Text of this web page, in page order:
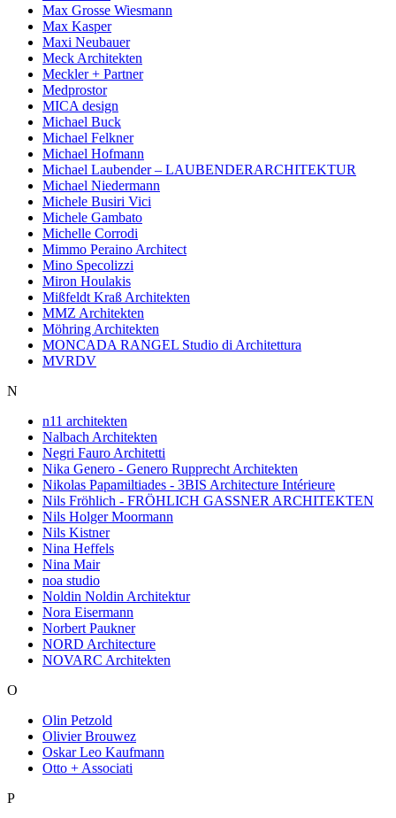
Max Grosse Wiesmann
Max Kasper
Maxi Neubauer
Meck Architekten
Meckler + Partner
Medprostor
MICA design
Michael Buck
Michael Felkner
Michael Hofmann
Michael Laubender – LAUBENDERARCHITEKTUR
Michael Niedermann
Michele Busiri Vici
Michele Gambato
Michelle Corrodi
Mimmo Peraino Architect
Mino Specolizzi
Miron Houlakis
Mißfeldt Kraß Architekten
MMZ Architekten
Möhring Architekten
MONCADA RANGEL Studio di Architettura
MVRDV
N
n11 architekten
Nalbach Architekten
Negri Fauro Architetti
Nika Genero - Genero Rupprecht Architekten
Nikolas Papamiltiades - 3BIS Architecture Intérieure
Nils Fröhlich - FRÖHLICH GASSNER ARCHITEKTEN
Nils Holger Moormann
Nils Kistner
Nina Heffels
Nina Mair
noa studio
Noldin Noldin Architektur
Nora Eisermann
Norbert Paukner
NORD Architecture
NOVARC Architekten
O
Olin Petzold
Olivier Brouwez
Oskar Leo Kaufmann
Otto + Associati
P